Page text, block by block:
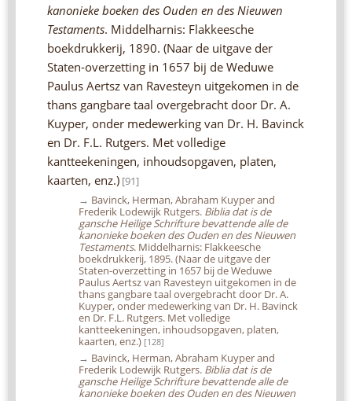
kanonieke boeken des Ouden en des Nieuwen
Testaments. Middelharnis: Flakkeesche
boekdrukkerij, 1890. (Naar de uitgave der
Staten-overzetting in 1657 bij de Weduwe
Paulus Aertsz van Ravesteyn uitgekomen in de
thans gangbare taal overgebracht door Dr. A.
Kuyper, onder medewerking van Dr. H. Bavinck
en Dr. F.L. Rutgers. Met volledige
kantteekeningen, inhoudsopgaven, platen,
kaarten, enz.) [91]
→ Bavinck, Herman, Abraham Kuyper and
Frederik Lodewijk Rutgers. Biblia dat is de
gansche Heilige Schrifture bevattende alle de
kanonieke boeken des Ouden en des Nieuwen
Testaments. Middelharnis: Flakkeesche
boekdrukkerij, 1895. (Naar de uitgave der
Staten-overzetting in 1657 bij de Weduwe
Paulus Aertsz van Ravesteyn uitgekomen in de
thans gangbare taal overgebracht door Dr. A.
Kuyper, onder medewerking van Dr. H. Bavinck
en Dr. F.L. Rutgers. Met volledige
kantteekeningen, inhoudsopgaven, platen,
kaarten, enz.) [128]
→ Bavinck, Herman, Abraham Kuyper and
Frederik Lodewijk Rutgers. Biblia dat is de
gansche Heilige Schrifture bevattende alle de
kanonieke boeken des Ouden en des Nieuwen